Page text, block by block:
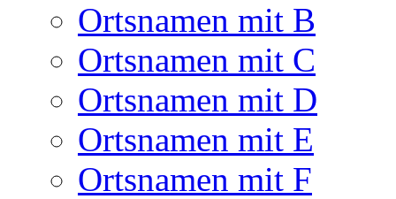
Ortsnamen mit B
Ortsnamen mit C
Ortsnamen mit D
Ortsnamen mit E
Ortsnamen mit F